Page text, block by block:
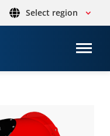
Select region